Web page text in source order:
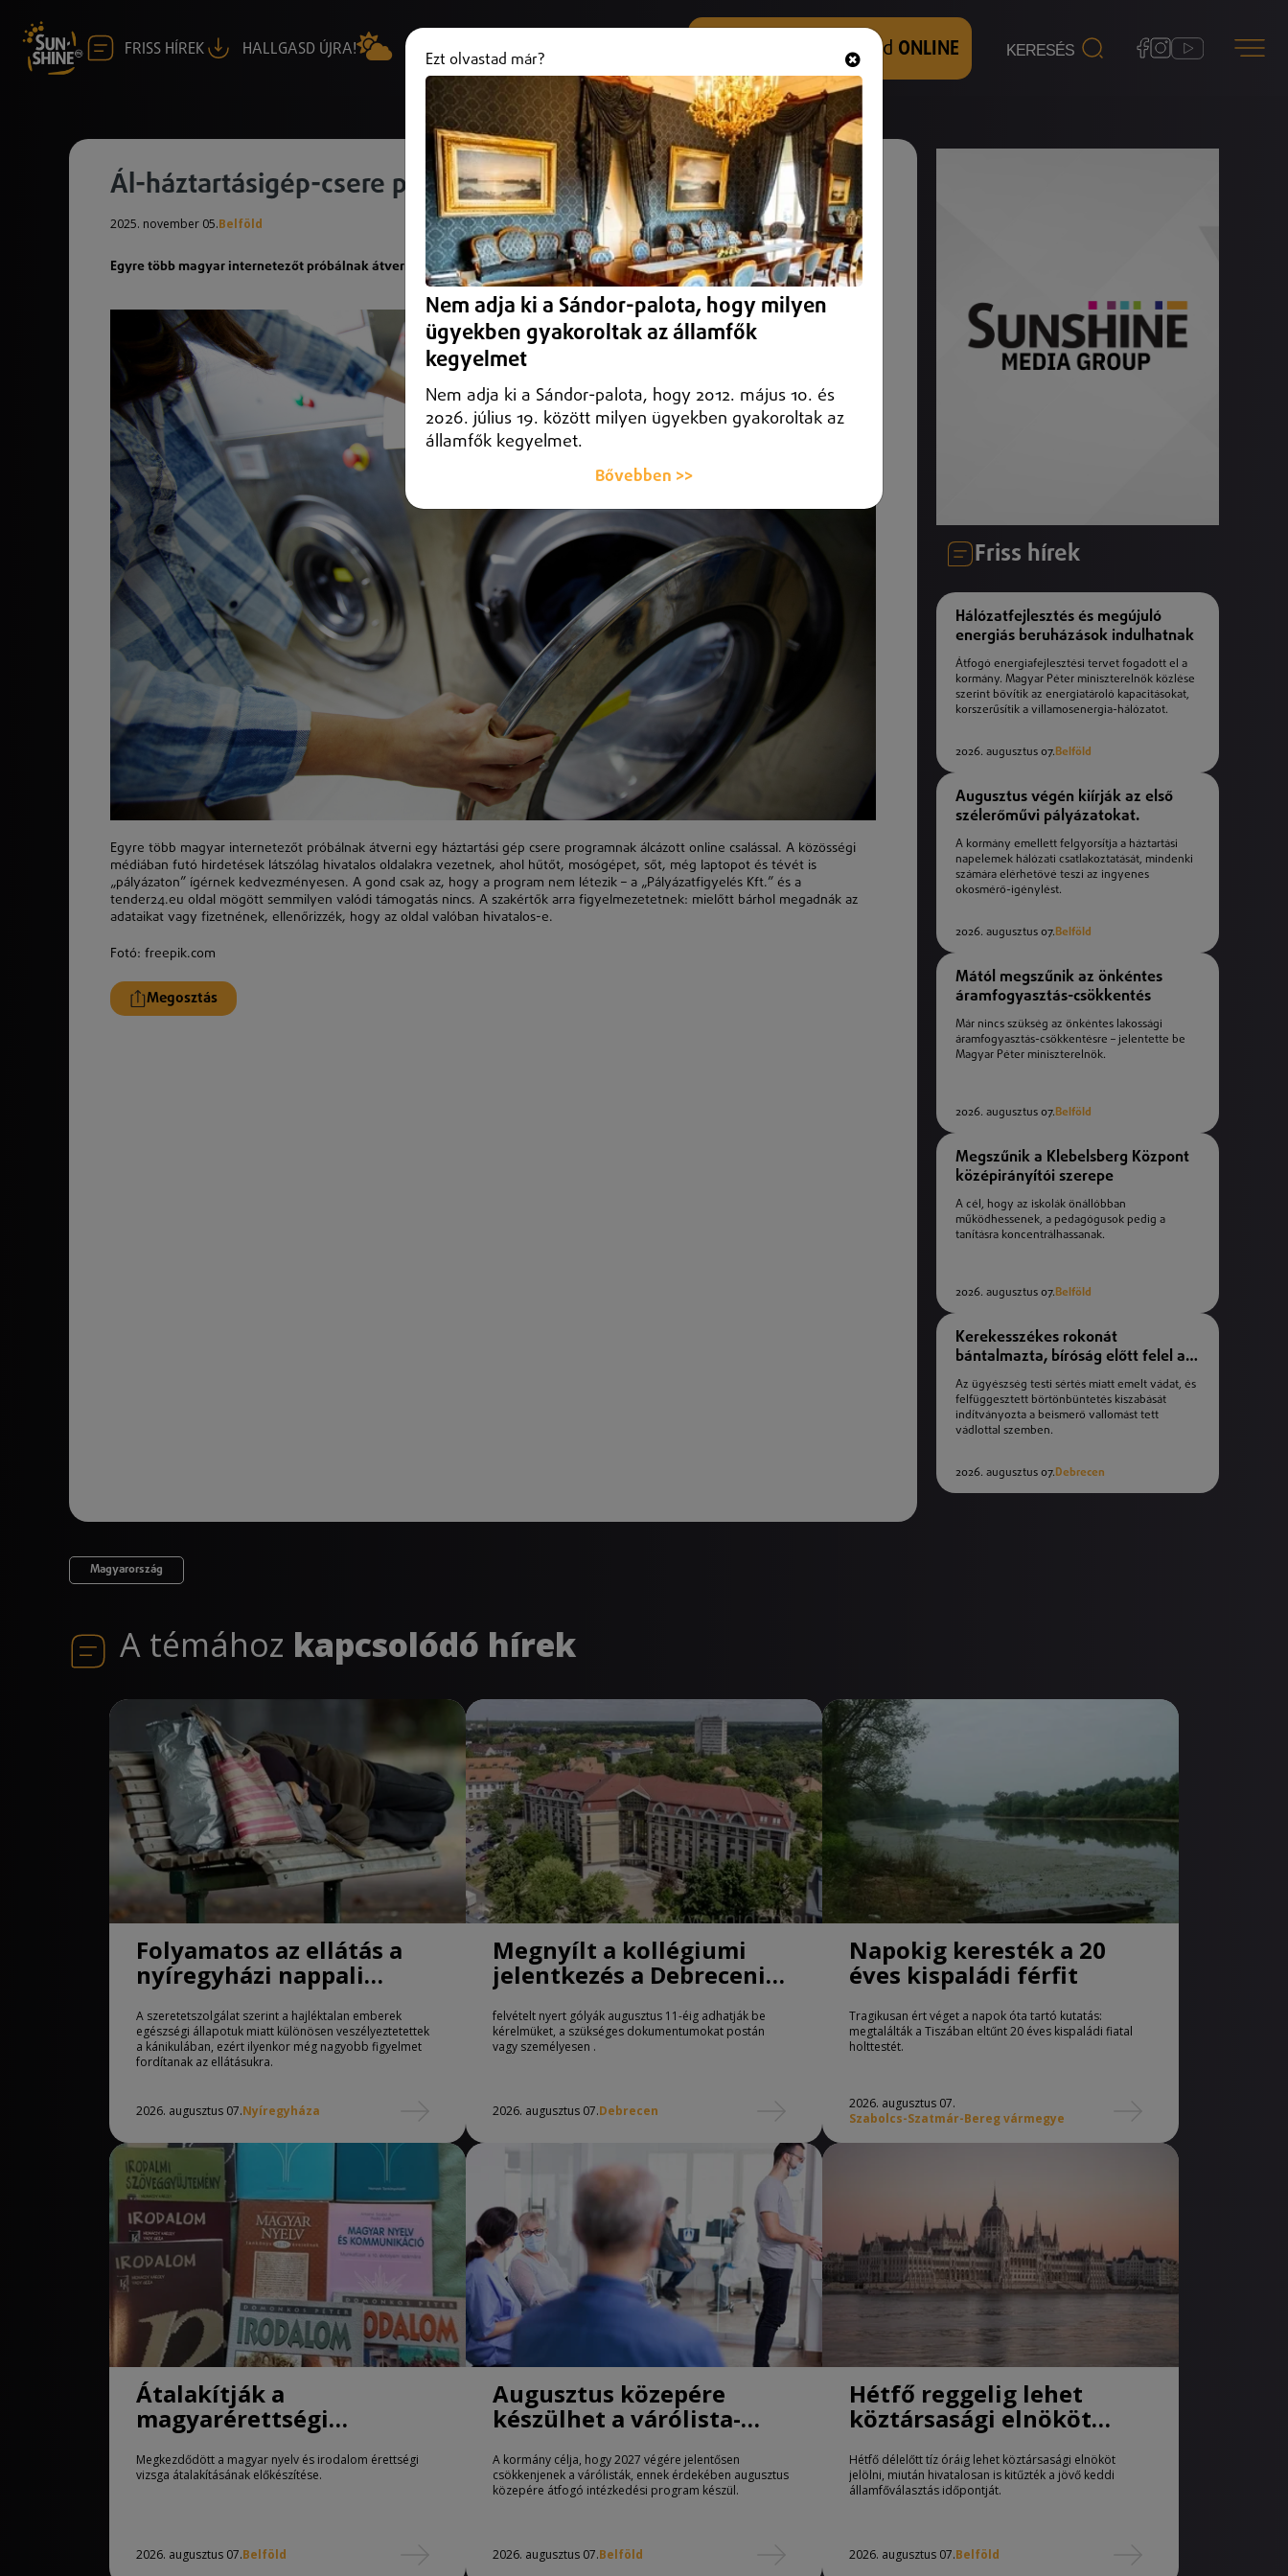
FRISS HÍREK HALLGASD ÚJRA! +36 (20) 316 3000 Hallgasd és nézd ONLINE
Ál-háztartásigép-csere program
2025. november 05.Belföld
Egyre több magyar internetezőt próbálnak átverni egy háztartási gép csere programnak álcázott online csalással.
Egyre több magyar internetezőt próbálnak átverni egy háztartási gép csere programnak álcázott online csalással. A közösségi
médiában futó hirdetések látszólag hivatalos oldalakra vezetnek, ahol hűtőt, mosógépet, sőt, még laptopot és tévét is
„pályázaton” ígérnek kedvezményesen. A gond csak az, hogy a program nem létezik – a „Pályázatfigyelés Kft.” és a
tender24.eu oldal mögött semmilyen valódi támogatás nincs. A szakértők arra figyelmezetetnek: mielőtt bárhol megadnák az
adataikat vagy fizetnének, ellenőrizzék, hogy az oldal valóban hivatalos-e.
Fotó: freepik.com
Megosztás
Friss hírek
Hálózatfejlesztés és megújuló
energiás beruházások indulhatnak
Átfogó energiafejlesztési tervet fogadott el a
kormány. Magyar Péter miniszterelnök közlése
szerint bővítik az energiatároló kapacitásokat,
korszerűsítik a villamosenergia-hálózatot.
2026. augusztus 07.Belföld
Augusztus végén kiírják az első
szélerőművi pályázatokat.
A kormány emellett felgyorsítja a háztartási
napelemek hálózati csatlakoztatását, mindenki
számára elérhetővé teszi az ingyenes
okosmérő-igénylést.
2026. augusztus 07.Belföld
Mától megszűnik az önkéntes
áramfogyasztás-csökkentés
Már nincs szükség az önkéntes lakossági
áramfogyasztás-csökkentésre – jelentette be
Magyar Péter miniszterelnök.
2026. augusztus 07.Belföld
Megszűnik a Klebelsberg Központ
középirányítói szerepe
A cél, hogy az iskolák önállóbban
működhessenek, a pedagógusok pedig a
tanításra koncentrálhassanak.
2026. augusztus 07.Belföld
Kerekesszékes rokonát
bántalmazta, bíróság előtt felel a
férfi
Az ügyészség testi sértés miatt emelt vádat, és
felfüggesztett börtönbüntetés kiszabását
indítványozta a beismerő vallomást tett
vádlottal szemben.
2026. augusztus 07.Debrecen
Magyarország
A témához kapcsolódó hírek
Folyamatos az ellátás a
nyíregyházi nappali
melegedőben
A szeretetszolgálat szerint a hajléktalan emberek
egészségi állapotuk miatt különösen veszélyeztetettek
a kánikulában, ezért ilyenkor még nagyobb figyelmet
fordítanak az ellátásukra.
2026. augusztus 07.Nyíregyháza
Megnyílt a kollégiumi
jelentkezés a Debreceni
Egyetemen
felvételt nyert gólyák augusztus 11-éig adhatják be
kérelmüket, a szükséges dokumentumokat postán
vagy személyesen .
2026. augusztus 07.Debrecen
Napokig keresték a 20
éves kispaládi férfit
Tragikusan ért véget a napok óta tartó kutatás:
megtalálták a Tiszában eltűnt 20 éves kispaládi fiatal
holttestét.
2026. augusztus 07.
Szabolcs-Szatmár-Bereg vármegye
Átalakítják a
magyarérettségi
követelményeit
Megkezdődött a magyar nyelv és irodalom érettségi
vizsga átalakításának előkészítése.
2026. augusztus 07.Belföld
Augusztus közepére
készülhet a várólista-
A kormány célja, hogy 2027 végére jelentősen
csökkenjenek a várólisták, ennek érdekében augusztus
közepére átfogó intézkedési program készül.
2026. augusztus 07.Belföld
Hétfő reggelig lehet
köztársasági elnököt
Hétfő délelőtt tíz óráig lehet köztársasági elnököt
jelölni, miután hivatalosan is kitűzték a jövő keddi
államfőválasztás időpontját.
2026. augusztus 07.Belföld
Ezt olvastad már?
Nem adja ki a Sándor-palota, hogy milyen
ügyekben gyakoroltak az államfők
kegyelmet
Nem adja ki a Sándor-palota, hogy 2012. május 10. és
2026. július 19. között milyen ügyekben gyakoroltak az
államfők kegyelmet.
Bővebben >>